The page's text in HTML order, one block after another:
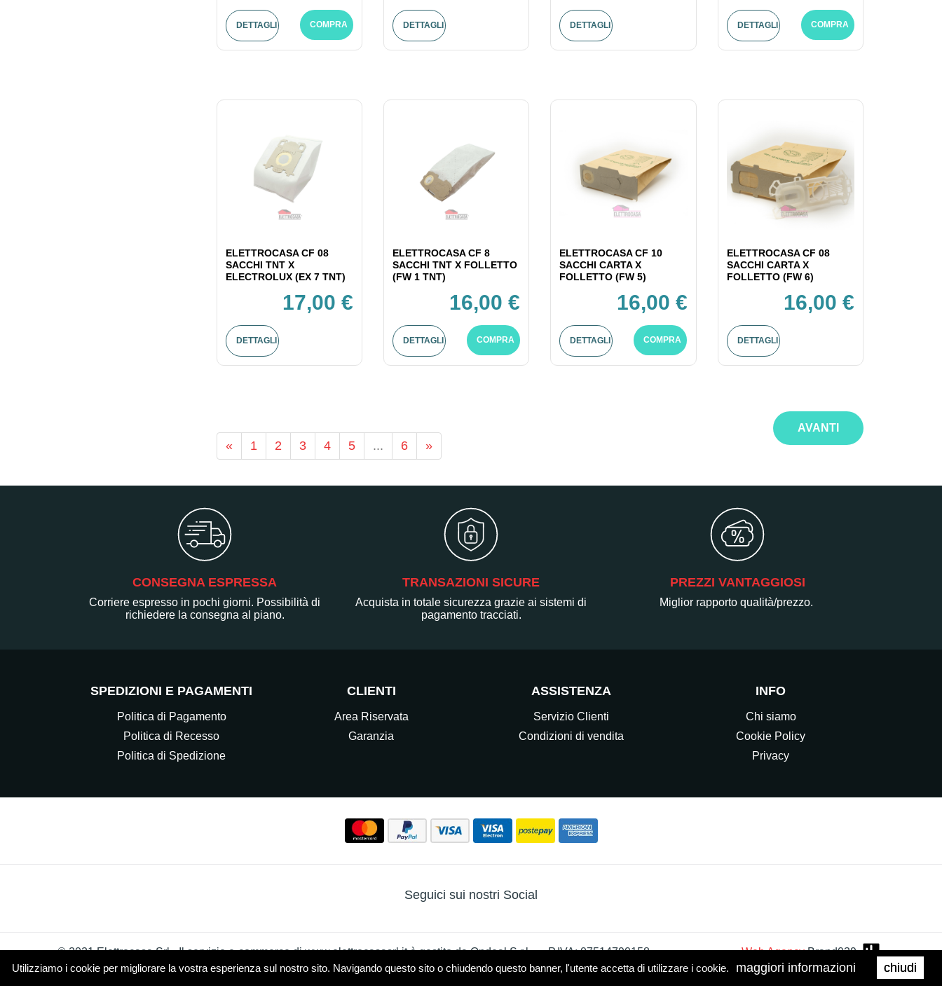
Utilizziamo i cookie per migliorare la vostra esperienza sul nostro sito. Navigando questo sito o chiudendo questo banner, l'utente accetta di utilizzare i cookie. maggiori informazioni chiudi
DETTAGLI COMPRA DETTAGLI DETTAGLI DETTAGLI COMPRA
ELETTROCASA CF 08
SACCHI TNT X
ELECTROLUX (EX 7 TNT)
17,00 €
DETTAGLI
ELETTROCASA CF 8
SACCHI TNT X FOLLETTO
(FW 1 TNT)
16,00 €
DETTAGLI COMPRA
ELETTROCASA CF 10
SACCHI CARTA X
FOLLETTO (FW 5)
16,00 €
DETTAGLI COMPRA
ELETTROCASA CF 08
SACCHI CARTA X
FOLLETTO (FW 6)
16,00 €
DETTAGLI
« 1 2 3 4 5 ... 6 »
AVANTI
CONSEGNA ESPRESSA
Corriere espresso in pochi giorni. Possibilità di
richiedere la consegna al piano.
TRANSAZIONI SICURE
Acquista in totale sicurezza grazie ai sistemi di
pagamento tracciati.
PREZZI VANTAGGIOSI
Miglior rapporto qualità/prezzo.
SPEDIZIONI E PAGAMENTI
Politica di Pagamento
Politica di Recesso
Politica di Spedizione
CLIENTI
Area Riservata
Garanzia
ASSISTENZA
Servizio Clienti
Condizioni di vendita
INFO
Chi siamo
Cookie Policy
Privacy
Seguici sui nostri Social
© 2021 Elettrocasa Srl - Il servizio e-commerce di www.elettrocasasrl.it è gestito da Ondeal S.r.l.,
Piazza Papa Giovanni XXIII 4 20851 Lissone (MB) - R.E.A. MB-1909550
P.IVA: 07514790158
Privacy
Cookie Policy
Web AgencyBrand039